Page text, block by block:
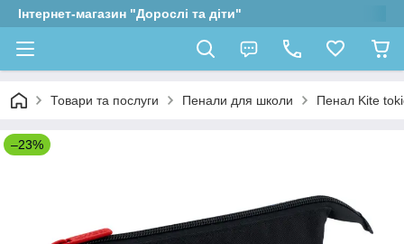
Інтернет-магазин "Дорослі та діти"
Товари та послуги Пенали для школи Пенал Kite
–23%